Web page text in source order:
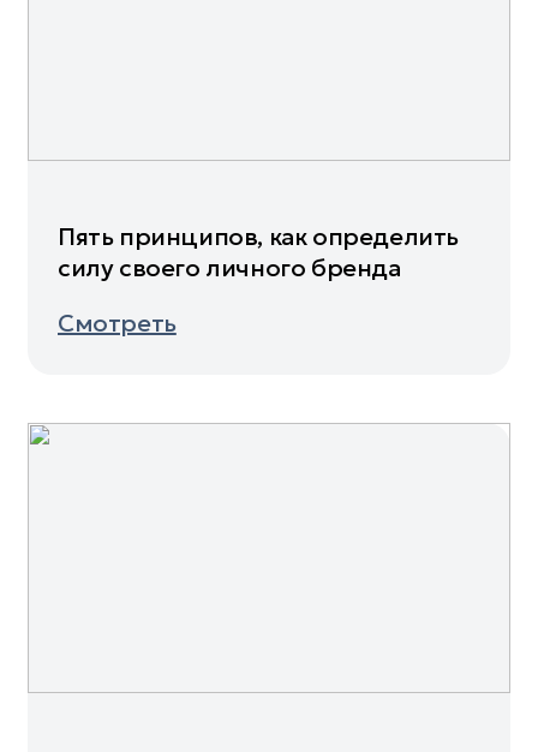
Пять принципов, как определить
силу своего личного бренда
Смотреть